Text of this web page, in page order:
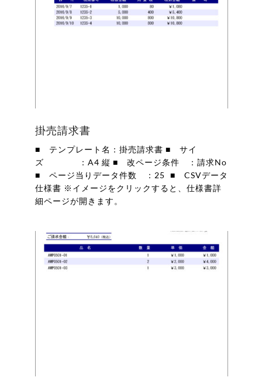
掛売請求書
■ テンプレート名：掛売請求書 ■ サイ
ズ ：A4 縦 ■ 改ページ条件 ：請求No
■ ページ当りデータ件数 ：25 ■ CSVデータ
仕様書 ※イメージをクリックすると、仕様書詳
細ページが開きます。